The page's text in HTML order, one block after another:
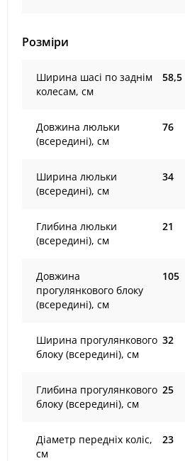
Розміри
Ширина шасі по заднім
колесам, см
58,5
Довжина люльки
(всередині), см
76
Ширина люльки
(всередині), см
34
Глибина люльки
(всередині), см
21
Довжина
прогулянкового блоку
(всередині), см
105
Ширина прогулянкового
блоку (всередині), см
32
Глибина прогулянкового
блоку (всередині), см
25
Діаметр передніх коліс,
см
23